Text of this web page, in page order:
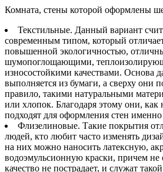
Комната, стены которой оформлены
Текстильные. Данный вариант
современным типом, который
повышенной экологичностью,
шумопоглощающими,
износостойкими качествами. Основа
выполняется из бумаги, а сверху они
правило, такими натуральными
или хлопок. Благодаря этому они, как
подходят для оформления стен именно
Флизелиновые. Такие покрытия
людей, кто любит часто изменять
на них можно наносить латексную,
водоэмульсионную краски, причем не
качество не пострадает, и служат